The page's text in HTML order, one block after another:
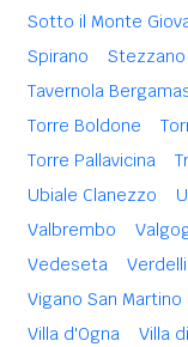
Sotto il Monte
Spirano
Stezzano
Tavernola
Torre Boldone
Torre Pallavicina
Ubiale Clanezzo
Valbrembo
Vedeseta
Vigano San Martino
Villa d'Ogna
Villa